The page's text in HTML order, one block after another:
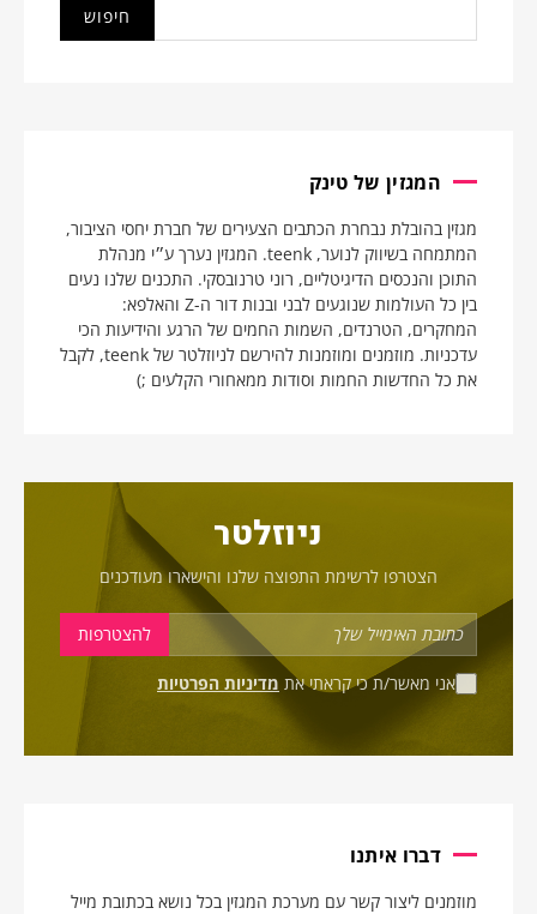
המגזין של טינק
מגזין בהובלת נבחרת הכתבים הצעירים של חברת יחסי הציבור,
המתמחה בשיווק לנוער, teenk. המגזין נערך ע״י מנהלת
התוכן והנכסים הדיגיטליים, רוני טרנובסקי. התכנים שלנו נעים
בין כל העולמות שנוגעים לבני ובנות דור ה-Z והאלפא:
המחקרים, הטרנדים, השמות החמים של הרגע והידיעות הכי
עדכניות. מוזמנים ומוזמנות להירשם לניוזלטר של teenk, לקבל
את כל החדשות החמות וסודות ממאחורי הקלעים ;)
ניוזלטר
הצטרפו לרשימת התפוצה שלנו והישארו מעודכנים
אני מאשר/ת כי קראתי את מדיניות הפרטיות
דברו איתנו
מוזמנים ליצור קשר עם מערכת המגזין בכל נושא בכתובת מייל